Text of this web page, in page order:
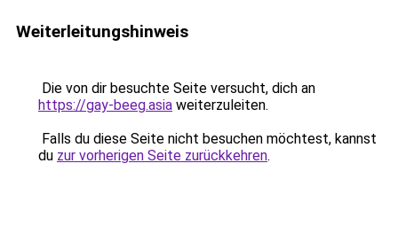
Weiterleitungshinweis
Die von dir besuchte Seite versucht, dich an
https://gay-beeg.asia weiterzuleiten.
Falls du diese Seite nicht besuchen möchtest, kannst
du zur vorherigen Seite zurückkehren.